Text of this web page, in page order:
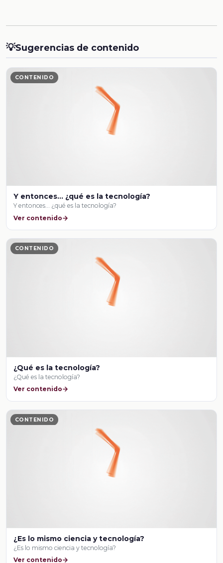
💡Sugerencias de contenido
CONTENIDO
Y entonces… ¿qué es la tecnología?
Y entonces… ¿qué es la tecnología?
Ver contenido
CONTENIDO
¿Qué es la tecnología?
¿Qué es la tecnología?
Ver contenido
CONTENIDO
¿Es lo mismo ciencia y tecnología?
¿Es lo mismo ciencia y tecnología?
Ver contenido